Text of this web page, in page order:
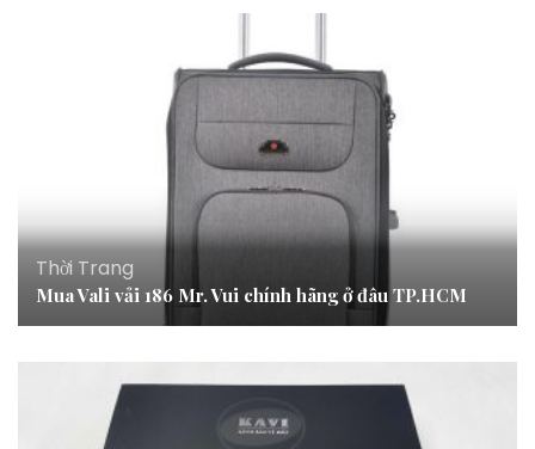
Thời Trang
Mua Vali vải 186 Mr. Vui chính hãng ở đâu TP.HCM